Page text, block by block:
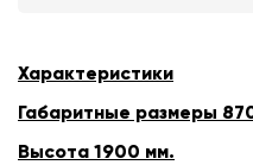
Характеристики
Габаритные размеры
Высота 1900 мм.